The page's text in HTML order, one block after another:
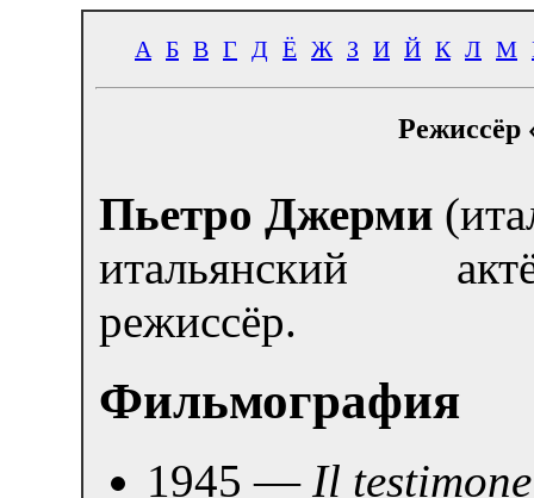
А Б В Г Д Ё Ж З И Й К Л М
Режиссёр
Пьетро Джерми
итальянский
режиссёр.
Фильмография
1945 — Il testimone